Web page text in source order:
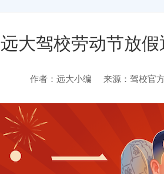
远大驾校劳动节放假
作者：远大小编 来源：驾校官